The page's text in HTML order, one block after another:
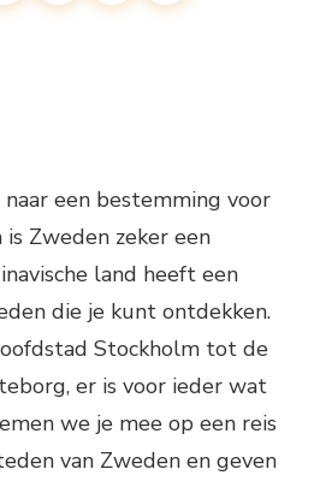
een bestemming voor
Zweden zeker een
land heeft een
die je kunt ontdekken.
Stockholm tot de
er is voor ieder wat
we je mee op een reis
van Zweden en geven